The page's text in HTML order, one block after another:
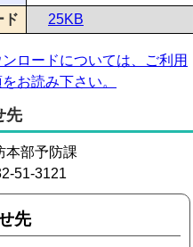
ド 25KB
ロードについては、ご利用
お読み下さい。
先
本部予防課
51-3121
先